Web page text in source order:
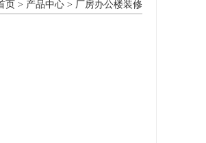
页 > 产品中心 > 厂房办公楼装修